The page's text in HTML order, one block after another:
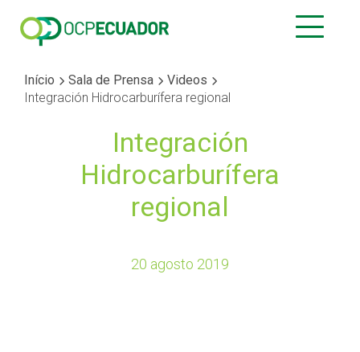
Início Sala de Prensa
Videos
Integración Hidrocarburífera regional
Integración
Hidrocarburífera
regional
20 agosto 2019